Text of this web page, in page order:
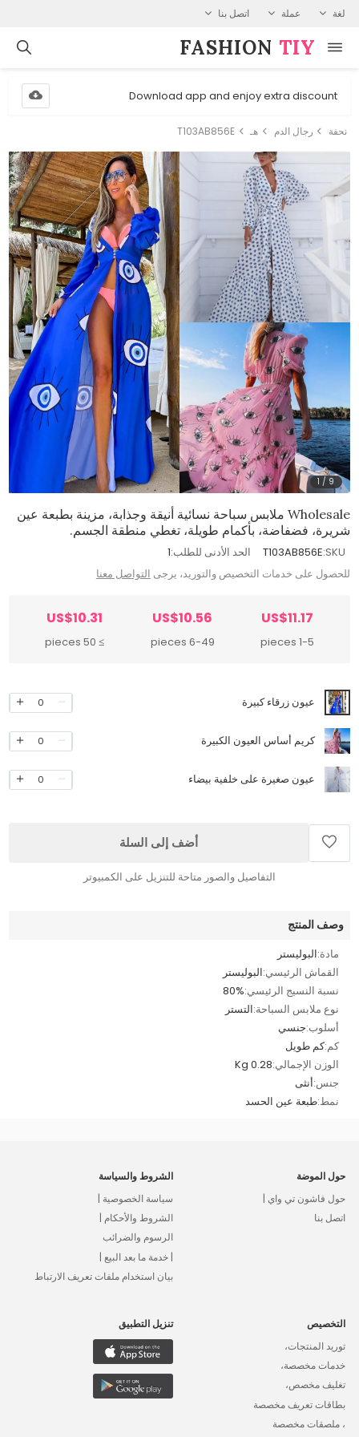
لغة عملة اتصل بنا
FASHION⁠ TIY
Download app and enjoy extra discount
نحفة رجال الدم هـ T103AB856E
1 / 9
Wholesale ملابس سباحة نسائية أنيقة وجذابة، مزينة بطبعة عين
شريرة، فضفاضة، بأكمام طويلة، تغطي منطقة الجسم.
SKU:
T103AB856E الحد الأدنى للطلب:1
للحصول على خدمات التخصيص والتوريد، يرجى التواصل معنا
US$11.17
1-5 pieces
US$10.56
6-49 pieces
US$10.31
≥ 50 pieces
عيون زرقاء كبيرة 0
كريم أساس العيون الكبيرة 0
عيون صغيرة على خلفية بيضاء 0
أضف إلى السلة
التفاصيل والصور متاحة للتنزيل على الكمبيوتر
وصف المنتج
مادة:البوليستر
القماش الرئيسي:البوليستر
نسبة النسيج الرئيسي:80%
نوع ملابس السباحة:التستر
أسلوب:جنسي
كم:كم طويل
الوزن الإجمالي:0.28 Kg
جنس:أنثى
نمط:طبعة عين الحسد
حول الموضة
حول فاشون تي واي |
اتصل بنا
الشروط والسياسة
سياسة الخصوصية |
الشروط والأحكام |
الرسوم والضرائب
| خدمة ما بعد البيع |
بيان استخدام ملفات تعريف الارتباط
التخصيص
توريد المنتجات،
خدمات مخصصة،
تغليف مخصص،
بطاقات تعريف مخصصة
، ملصقات مخصصة
تنزيل التطبيق